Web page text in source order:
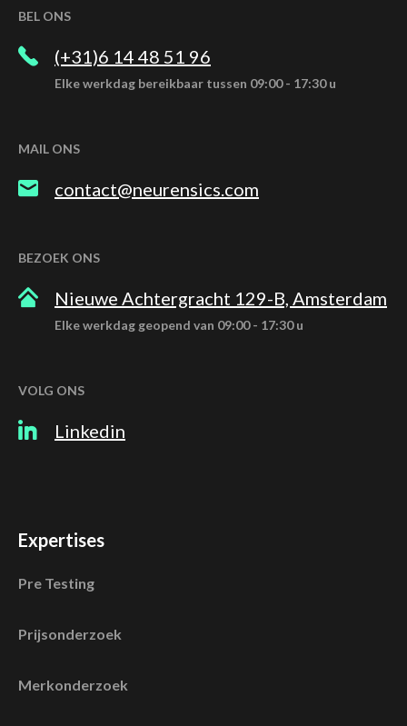
BEL ONS
(+31)6 14 48 51 96
Elke werkdag bereikbaar tussen 09:00 - 17:30 u
MAIL ONS
contact@neurensics.com
BEZOEK ONS
Nieuwe Achtergracht 129-B, Amsterdam
Elke werkdag geopend van 09:00 - 17:30 u
VOLG ONS
Linkedin
Expertises
Pre Testing
Prijsonderzoek
Merkonderzoek